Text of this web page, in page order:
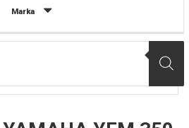
Marka
Yamaha